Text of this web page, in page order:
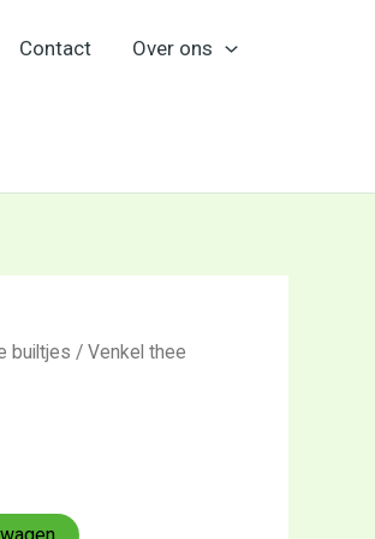
Contact Over ons
builtjes / Venkel thee